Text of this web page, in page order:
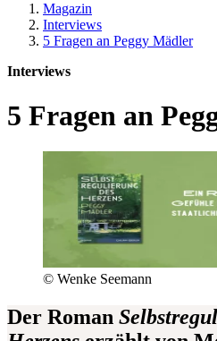
Magazin
Interviews
5 Fragen an Peggy Mädler
Interviews
5 Fragen an
© Wenke Seemann
Der Roman